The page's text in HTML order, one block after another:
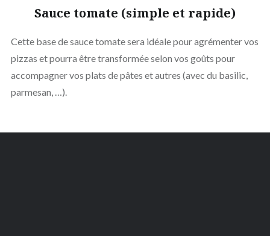
Sauce tomate (simple et rapide)
Cette base de sauce tomate sera idéale pour agrémenter vos
pizzas et pourra être transformée selon vos goûts pour
accompagner vos plats de pâtes et autres (avec du basilic,
parmesan, …).